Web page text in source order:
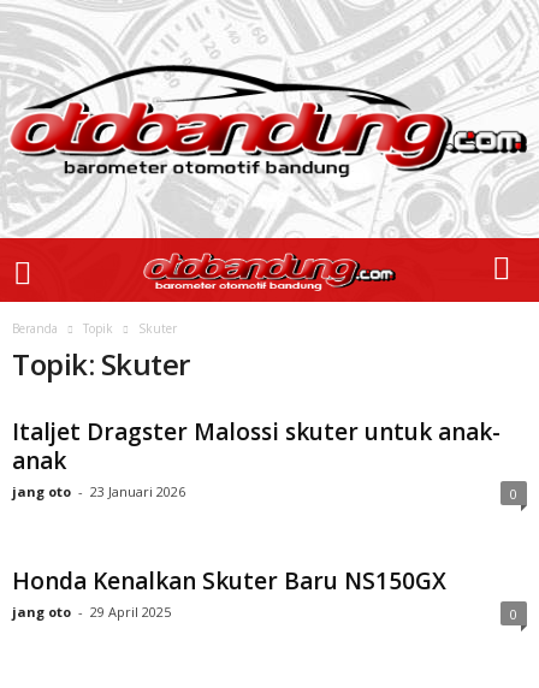
Beranda Topik Skuter
Topik: Skuter
Italjet Dragster Malossi skuter untuk anak-
anak
jang oto - 23 Januari 2026 0
Honda Kenalkan Skuter Baru NS150GX
jang oto - 29 April 2025 0